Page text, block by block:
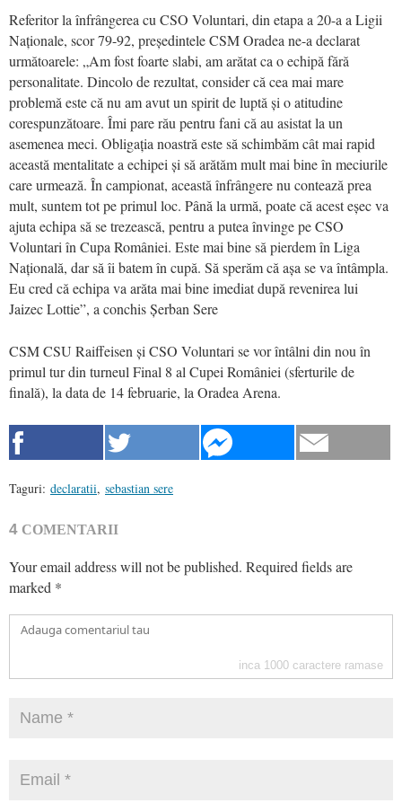
Referitor la înfrângerea cu CSO Voluntari, din etapa a 20-a a Ligii
Naționale, scor 79-92, președintele CSM Oradea ne-a declarat
următoarele: „Am fost foarte slabi, am arătat ca o echipă fără
personalitate. Dincolo de rezultat, consider că cea mai mare
problemă este că nu am avut un spirit de luptă și o atitudine
corespunzătoare. Îmi pare rău pentru fani că au asistat la un
asemenea meci. Obligația noastră este să schimbăm cât mai rapid
această mentalitate a echipei și să arătăm mult mai bine în meciurile
care urmează. În campionat, această înfrângere nu contează prea
mult, suntem tot pe primul loc. Până la urmă, poate că acest eșec va
ajuta echipa să se trezească, pentru a putea învinge pe CSO
Voluntari în Cupa României. Este mai bine să pierdem în Liga
Națională, dar să îi batem în cupă. Să sperăm că așa se va întâmpla.
Eu cred că echipa va arăta mai bine imediat după revenirea lui
Jaizec Lottie”, a conchis Șerban Sere
CSM CSU Raiffeisen și CSO Voluntari se vor întâlni din nou în
primul tur din turneul Final 8 al Cupei României (sferturile de
finală), la data de 14 februarie, la Oradea Arena.
Taguri: declaratii, sebastian sere
4 COMENTARII
Your email address will not be published. Required fields are
marked *
inca 1000 caractere ramase